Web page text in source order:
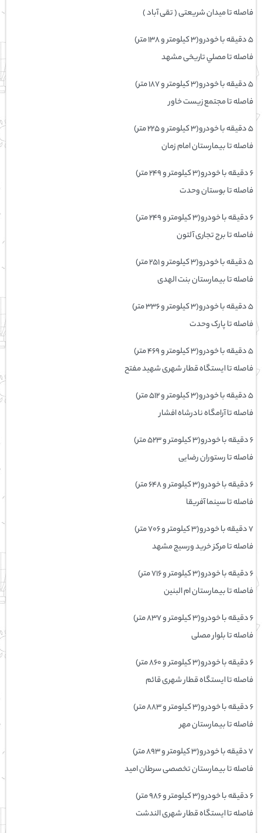
فاصله تا میدان شریعتی ( تقی آباد )
۵ دقیقه با خودرو(۳ کیلومتر و ۱۳۸ متر)
فاصله تا مصلي تاریخی مشهد
۵ دقیقه با خودرو(۳ کیلومتر و ۱۸۷ متر)
فاصله تا مجتمع زیست خاور
۵ دقیقه با خودرو(۳ کیلومتر و ۲۲۵ متر)
فاصله تا بیمارستان امام زمان
۶ دقیقه با خودرو(۳ کیلومتر و ۲۴۹ متر)
فاصله تا بوستان وحدت
۶ دقیقه با خودرو(۳ کیلومتر و ۲۴۹ متر)
فاصله تا برج تجاری آلتون
۵ دقیقه با خودرو(۳ کیلومتر و ۲۵۱ متر)
فاصله تا بیمارستان بنت الهدی
۵ دقیقه با خودرو(۳ کیلومتر و ۳۳۶ متر)
فاصله تا پارک وحدت
۵ دقیقه با خودرو(۳ کیلومتر و ۴۶۹ متر)
فاصله تا ایستگاه قطار شهری شهید مفتح
۵ دقیقه با خودرو(۳ کیلومتر و ۵۱۲ متر)
فاصله تا آرامگاه نادرشاه افشار
۶ دقیقه با خودرو(۳ کیلومتر و ۵۲۳ متر)
فاصله تا رستوران رضایی
۶ دقیقه با خودرو(۳ کیلومتر و ۶۴۸ متر)
فاصله تا سینما آفریقا
۷ دقیقه با خودرو(۳ کیلومتر و ۷۰۶ متر)
فاصله تا مرکز خرید ورسیج مشهد
۶ دقیقه با خودرو(۳ کیلومتر و ۷۱۶ متر)
فاصله تا بیمارستان ام البنین
۶ دقیقه با خودرو(۳ کیلومتر و ۸۳۷ متر)
فاصله تا بلوار مصلی
۶ دقیقه با خودرو(۳ کیلومتر و ۸۶۰ متر)
فاصله تا ایستگاه قطار شهری قائم
۶ دقیقه با خودرو(۳ کیلومتر و ۸۸۳ متر)
فاصله تا بیمارستان مهر
۷ دقیقه با خودرو(۳ کیلومتر و ۸۹۳ متر)
فاصله تا بیمارستان تخصصی سرطان امید
۶ دقیقه با خودرو(۳ کیلومتر و ۹۸۶ متر)
فاصله تا ایستگاه قطار شهری الندشت